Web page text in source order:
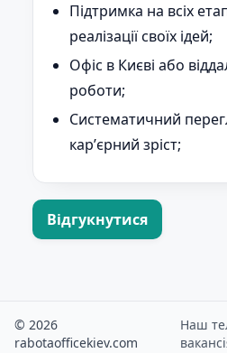
Підтримка на всіх
реалізації своїх ідей;
Офіс в Києві або
роботи;
Систематичний
карʼєрний зріст;
Відгукнутися
© 2026
rabotaofficekiev.com
Наш